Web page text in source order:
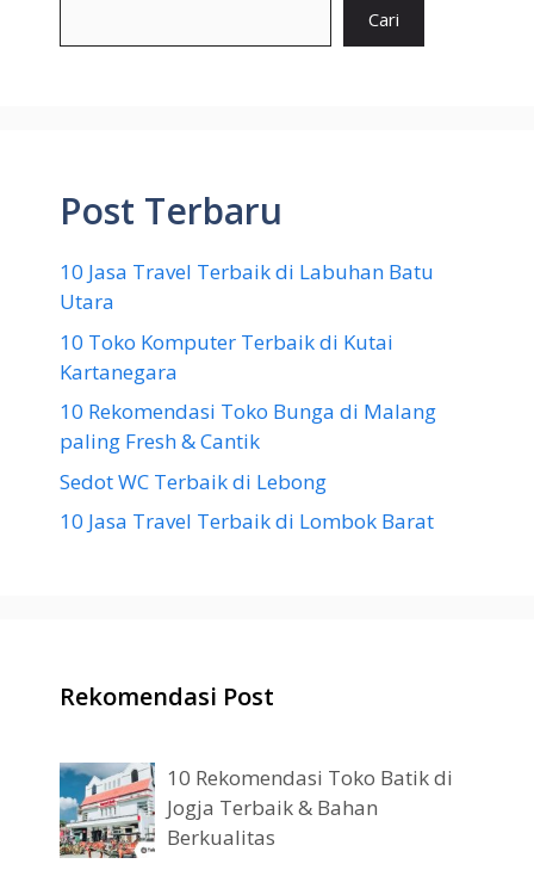
Cari
Post Terbaru
10 Jasa Travel Terbaik di Labuhan Batu
Utara
10 Toko Komputer Terbaik di Kutai
Kartanegara
10 Rekomendasi Toko Bunga di Malang
paling Fresh & Cantik
Sedot WC Terbaik di Lebong
10 Jasa Travel Terbaik di Lombok Barat
Rekomendasi Post
10 Rekomendasi Toko Batik di
Jogja Terbaik & Bahan
Berkualitas